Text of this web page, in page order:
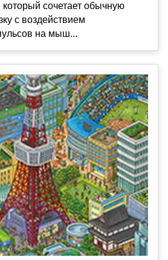
сочетает обычную
с воздействием
на мыш...